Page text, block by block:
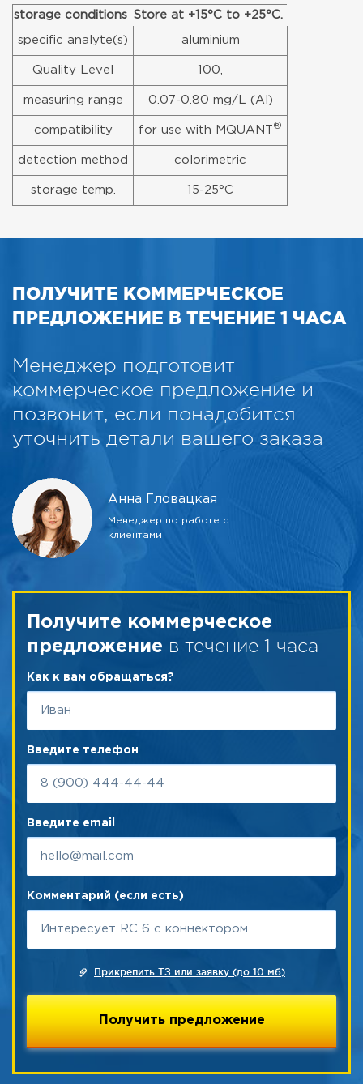
storage conditions Store at +15°C to +25°C.
specific analyte(s) aluminium
Quality Level 100,
measuring range 0.07-0.80 mg/L (Al)
compatibility for use with MQUANT ®
detection method colorimetric
storage temp. 15-25°C
ПОЛУЧИТЕ КОММЕРЧЕСКОЕ
ПРЕДЛОЖЕНИЕ В ТЕЧЕНИЕ 1 ЧАСА
Менеджер подготовит
коммерческое предложение и
позвонит, если понадобится
уточнить детали вашего заказа
Анна Гловацкая
Менеджер по работе с
клиентами
Получите коммерческое
предложение в течение 1 часа
Как к вам обращаться?
Введите телефон
Введите email
Комментарий (если есть)
Прикрепить ТЗ или заявку (до 10 мб)